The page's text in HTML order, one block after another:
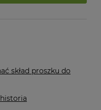
skład proszku do